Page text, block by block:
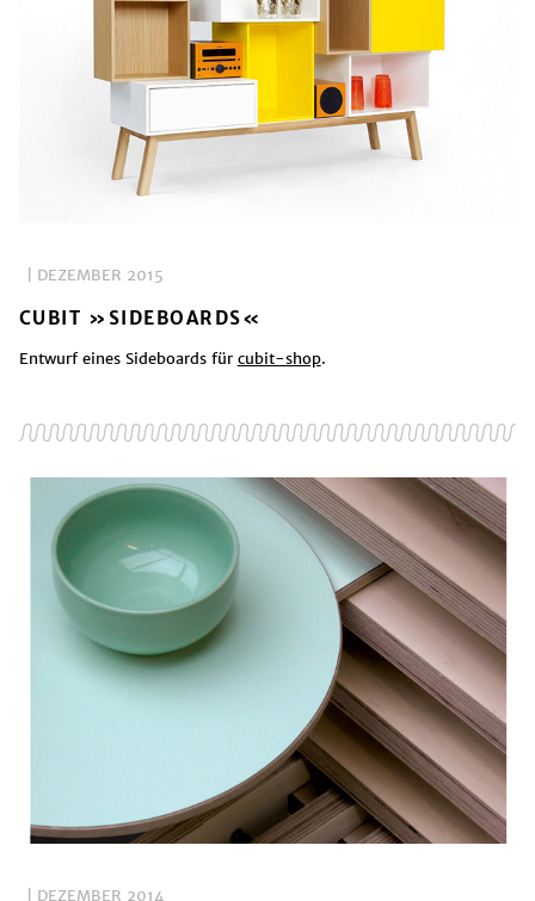
| DEZEMBER 2015
CUBIT »SIDEBOARDS«
Entwurf eines Sideboards für cubit-shop.
| DEZEMBER 2014